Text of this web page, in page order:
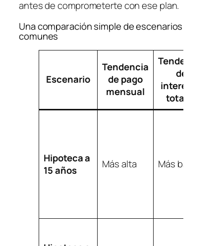
antes de comprometerte con ese plan.
Una comparación simple de escenarios
comunes
Escenario
Tendencia
de pago
mensual
Tendencia
de
intereses
totales
Hipoteca a
15 años
Más alta Más baja